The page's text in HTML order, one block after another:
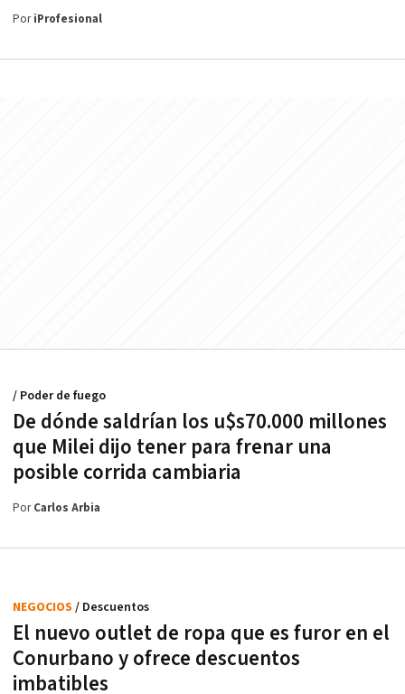
PoriProfesional
De dónde saldrían los u$s70.000 millones
que Milei dijo tener para frenar una
posible corrida cambiaria
/ Poder de fuego
PorCarlos Arbia
El nuevo outlet de ropa que es furor en el
Conurbano y ofrece descuentos
imbatibles
NEGOCIOS / Descuentos